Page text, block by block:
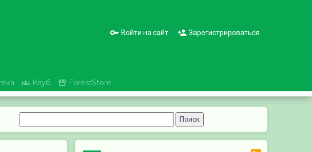
Войти на сайт Зарегистрироваться
 Клуб  ForestStore